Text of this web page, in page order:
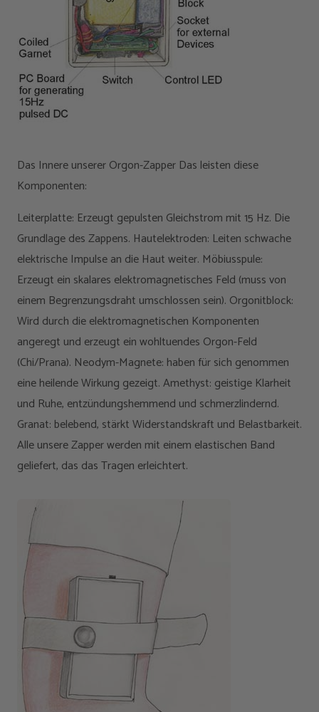
Das Innere unserer Orgon-Zapper Das leisten diese
Komponenten:
Leiterplatte: Erzeugt gepulsten Gleichstrom mit 15 Hz. Die
Grundlage des Zappens. Hautelektroden: Leiten schwache
elektrische Impulse an die Haut weiter. Möbiusspule:
Erzeugt ein skalares elektromagnetisches Feld (muss von
einem Begrenzungsdraht umschlossen sein). Orgonitblock:
Wird durch die elektromagnetischen Komponenten
angeregt und erzeugt ein wohltuendes Orgon-Feld
(Chi/Prana). Neodym-Magnete: haben für sich genommen
eine heilende Wirkung gezeigt. Amethyst: geistige Klarheit
und Ruhe, entzündungshemmend und schmerzlindernd.
Granat: belebend, stärkt Widerstandskraft und Belastbarkeit.
Alle unsere Zapper werden mit einem elastischen Band
geliefert, das das Tragen erleichtert.